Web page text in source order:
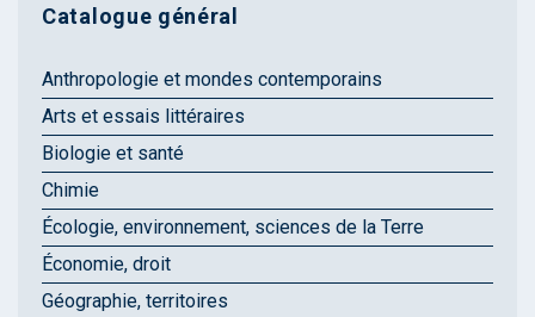
Catalogue général
Anthropologie et mondes contemporains
Arts et essais littéraires
Biologie et santé
Chimie
Écologie, environnement, sciences de la Terre
Économie, droit
Géographie, territoires